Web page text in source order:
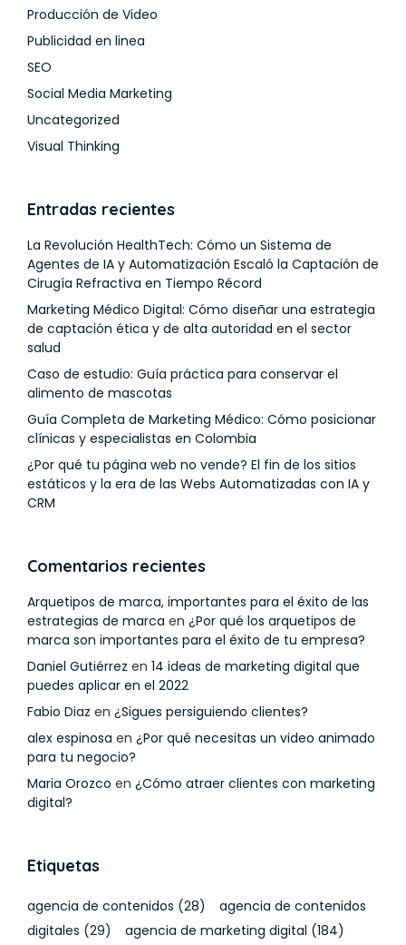
Producción de Video
Publicidad en linea
SEO
Social Media Marketing
Uncategorized
Visual Thinking
Entradas recientes
La Revolución HealthTech: Cómo un Sistema de
Agentes de IA y Automatización Escaló la Captación de
Cirugía Refractiva en Tiempo Récord
Marketing Médico Digital: Cómo diseñar una estrategia
de captación ética y de alta autoridad en el sector
salud
Caso de estudio: Guía práctica para conservar el
alimento de mascotas
Guía Completa de Marketing Médico: Cómo posicionar
clínicas y especialistas en Colombia
¿Por qué tu página web no vende? El fin de los sitios
estáticos y la era de las Webs Automatizadas con IA y
CRM
Comentarios recientes
Arquetipos de marca, importantes para el éxito de las
estrategias de marca en ¿Por qué los arquetipos de
marca son importantes para el éxito de tu empresa?
Daniel Gutiérrez en 14 ideas de marketing digital que
puedes aplicar en el 2022
Fabio Diaz en ¿Sigues persiguiendo clientes?
alex espinosa en ¿Por qué necesitas un video animado
para tu negocio?
Maria Orozco en ¿Cómo atraer clientes con marketing
digital?
Etiquetas
agencia de contenidos (28)
agencia de contenidos
digitales (29) agencia de marketing digital (184)